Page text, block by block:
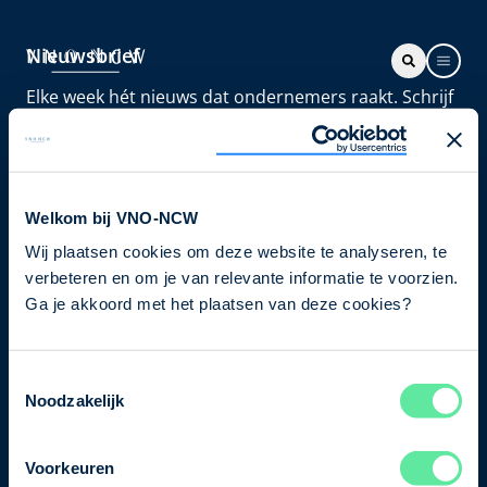
Welkom bij VNO-NCW
Wij plaatsen cookies om deze website te analyseren, te
verbeteren en om je van relevante informatie te voorzien.
Ga je akkoord met het plaatsen van deze cookies?
Noodzakelijk
Voorkeuren
Nieuwsbrief
Elke week hét nieuws dat ondernemers raakt. Schrijf
je nu in voor de VNO-NCW nieuwsbrief.
Schrijf je in
Direct naar
Ons verhaal
Bezuidenhoutseweg 12
T+31 70 349 03 49